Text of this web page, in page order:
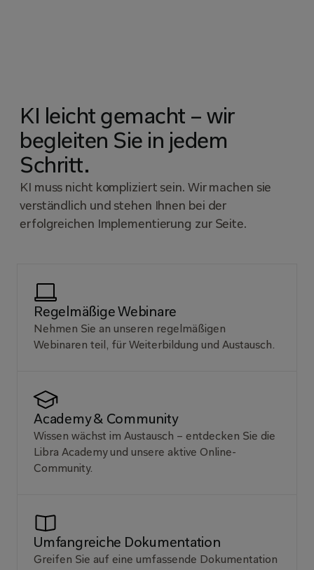
KI leicht gemacht – wir
begleiten Sie in jedem
Schritt.
KI muss nicht kompliziert sein. Wir machen sie
verständlich und stehen Ihnen bei der
erfolgreichen Implementierung zur Seite.
Regelmäßige Webinare
Nehmen Sie an unseren regelmäßigen
Webinaren teil, für Weiterbildung und Austausch.
Academy & Community
Wissen wächst im Austausch – entdecken Sie die
Libra Academy und unsere aktive Online-
Community.
Umfangreiche Dokumentation
Greifen Sie auf eine umfassende Dokumentation